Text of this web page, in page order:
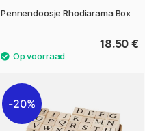
Pennendoosje Rhodiarama Box
18.50 €
20%